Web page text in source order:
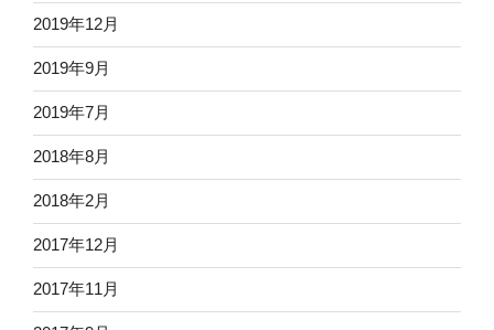
2019年12月
2019年9月
2019年7月
2018年8月
2018年2月
2017年12月
2017年11月